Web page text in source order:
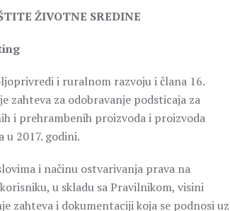
ŽIVOTNE SREDINE
i ruralnom razvoju i člana 16.
zahteva za odobravanje podsticaja za
i prehrambenih proizvoda i proizvoda
u 2017. godini.
i načinu ostvarivanja prava na
u skladu sa Pravilnikom, visini
zahteva i dokumentaciji koja se podnosi uz